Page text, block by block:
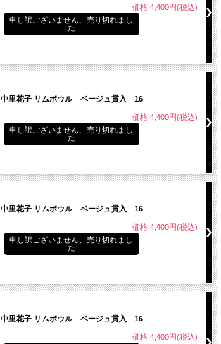
価格:4,400円(税込)
申し訳ございません、売り切れまし
た
中里花子 リムボウル ベージュ貫入 16
価格:4,400円(税込)
申し訳ございません、売り切れまし
た
中里花子 リムボウル ベージュ貫入 16
価格:4,400円(税込)
申し訳ございません、売り切れまし
た
中里花子 リムボウル ベージュ貫入 16
価格:4,400円(税込)